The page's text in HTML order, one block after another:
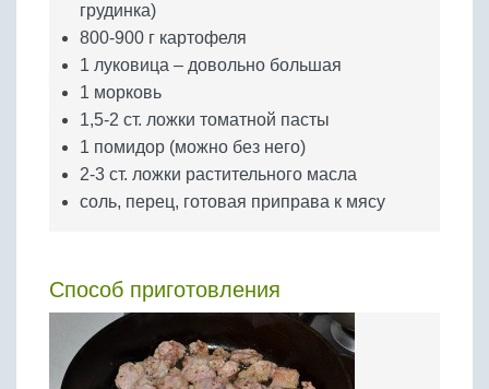
грудинка)
800-900 г картофеля
1 луковица – довольно большая
1 морковь
1,5-2 ст. ложки томатной пасты
1 помидор (можно без него)
2-3 ст. ложки растительного масла
соль, перец, готовая приправа к мясу
Способ приготовления